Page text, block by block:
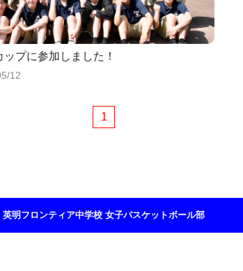
ップに参加しました！
12
1
英明フロンティア中学校 女子バスケットボール部